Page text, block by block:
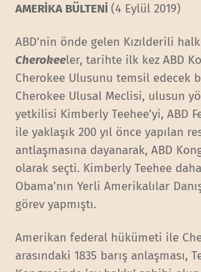
AMERİKA BÜLTENİ(4 Eylül 2019)
ABD’nin önde gelen Kızılderili
Cherokeeler, tarihte ilk kez ABD
Cherokee Ulusunu temsil edecek
Cherokee Ulusal Meclisi, ulusun
yetkilisi Kimberly Teehee’yi, ABD
ile yaklaşık 200 yıl önce yapılan
antlaşmasına dayanarak, ABD
olarak seçti. Kimberly Teehee
Obama’nın Yerli Amerikalılar
görev yapmıştı.
Amerikan federal hükümeti ile
arasındaki 1835 barış anlaşması,